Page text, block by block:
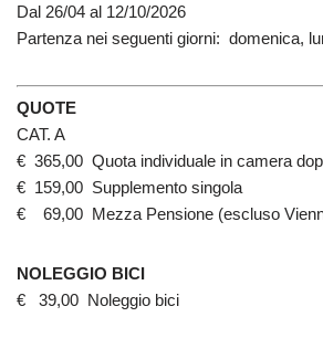
Dal 26/04 al 12/10/2026
Partenza nei seguenti giorni: domenica,
QUOTE
CAT. A
€ 365,00 Quota individuale in camera
€ 159,00 Supplemento singola
€ 69,00 Mezza Pensione (escluso
NOLEGGIO BICI
€ 39,00 Noleggio bici